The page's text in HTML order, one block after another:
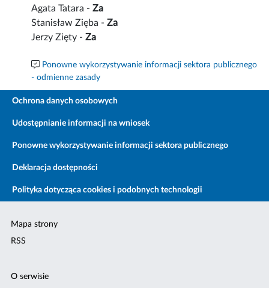
Agata Tatara -Za
Stanisław Zięba -Za
Jerzy Zięty -Za
Ponowne wykorzystywanie informacji sektora publicznego
- odmienne zasady
Ochrona danych osobowych
Udostępnianie informacji na wniosek
Ponowne wykorzystywanie informacji sektora publicznego
Deklaracja dostępności
Polityka dotycząca cookies i podobnych technologii
Mapa strony
RSS
O serwisie